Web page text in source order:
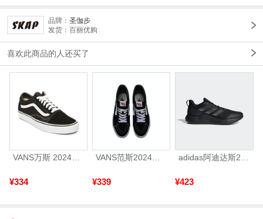
品牌： 圣伽步
发货：百丽优购
喜欢此商品的人还买了
VANS万斯 2024年新款中性OldSkool帆布鞋/硫化鞋VN000D3HY28（延续款）
¥334
VANS范斯2024中性SK8-HiCL帆布鞋/硫化鞋VN000D5IB8C
¥339
adidas阿迪达斯2025中性edge gamedaySPW FTW-跑步GW2499
¥423